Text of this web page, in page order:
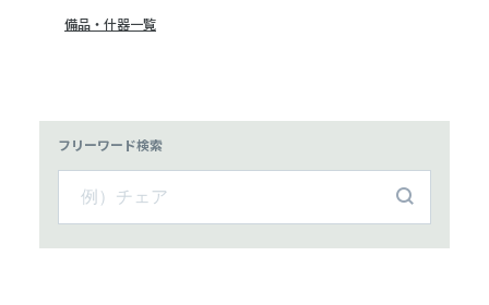
備品・什器一覧
フリーワード検索